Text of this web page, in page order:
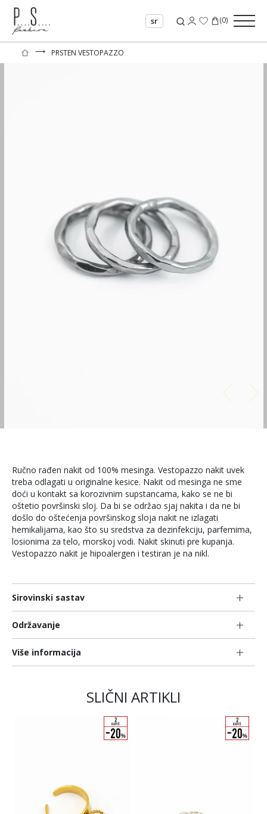
sr (0)
⟶ PRSTEN VESTOPAZZO
Ručno rađen nakit od 100% mesinga. Vestopazzo nakit uvek
treba odlagati u originalne kesice. Nakit od mesinga ne sme
doći u kontakt sa korozivnim supstancama, kako se ne bi
oštetio površinski sloj. Da bi se održao sjaj nakita i da ne bi
došlo do oštećenja površinskog sloja nakit ne izlagati
hemikalijama, kao što su sredstva za dezinfekciju, parfemima,
losionima za telo, morskoj vodi. Nakit skinuti pre kupanja.
Vestopazzo nakit je hipoalergen i testiran je na nikl.
Sirovinski sastav
Održavanje
Više informacija
SLIČNI ARTIKLI